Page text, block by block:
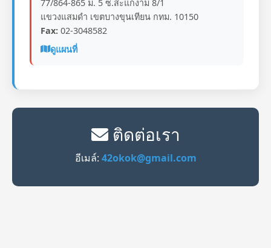
77/864-865 ม. 5 ซ.สะแกงาม 8/1
แขวงแสมดำ เขตบางขุนเทียน กทม. 10150
Fax: 02-3048582
ดูแผนที่
ติดต่อเรา
อีเมล์: 42okok@gmail.com